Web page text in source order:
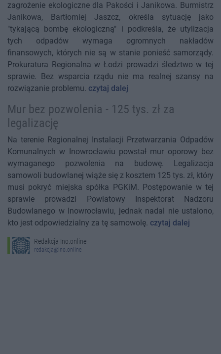
zagrożenie ekologiczne dla Pakości i Janikowa. Burmistrz
Janikowa, Bartłomiej Jaszcz, określa sytuację jako
"tykającą bombę ekologiczną" i podkreśla, że utylizacja
tych odpadów wymaga ogromnych nakładów
finansowych, których nie są w stanie ponieść samorządy.
Prokuratura Regionalna w Łodzi prowadzi śledztwo w tej
sprawie. Bez wsparcia rządu nie ma realnej szansy na
rozwiązanie problemu. czytaj dalej
Mur bez pozwolenia - 125 tys. zł za
legalizację
Na terenie Regionalnej Instalacji Przetwarzania Odpadów
Komunalnych w Inowrocławiu powstał mur oporowy bez
wymaganego pozwolenia na budowę. Legalizacja
samowoli budowlanej wiąże się z kosztem 125 tys. zł, który
musi pokryć miejska spółka PGKiM. Postępowanie w tej
sprawie prowadzi Powiatowy Inspektorat Nadzoru
Budowlanego w Inowrocławiu, jednak nadal nie ustalono,
kto jest odpowiedzialny za tę samowolę. czytaj dalej
Redakcja Ino.online
redakcja@ino.online